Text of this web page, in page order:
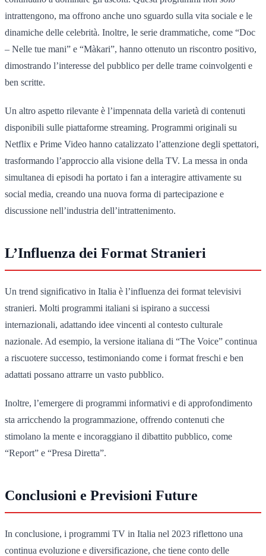
intrattengono, ma offrono anche uno sguardo sulla vita sociale e le
dinamiche delle celebrità. Inoltre, le serie drammatiche, come “Doc
– Nelle tue mani” e “Màkari”, hanno ottenuto un riscontro positivo,
dimostrando l’interesse del pubblico per delle trame coinvolgenti e
ben scritte.
Un altro aspetto rilevante è l’impennata della varietà di contenuti
disponibili sulle piattaforme streaming. Programmi originali su
Netflix e Prime Video hanno catalizzato l’attenzione degli spettatori,
trasformando l’approccio alla visione della TV. La messa in onda
simultanea di episodi ha portato i fan a interagire attivamente su
social media, creando una nuova forma di partecipazione e
discussione nell’industria dell’intrattenimento.
L’Influenza dei Format Stranieri
Un trend significativo in Italia è l’influenza dei format televisivi
stranieri. Molti programmi italiani si ispirano a successi
internazionali, adattando idee vincenti al contesto culturale
nazionale. Ad esempio, la versione italiana di “The Voice” continua
a riscuotere successo, testimoniando come i format freschi e ben
adattati possano attrarre un vasto pubblico.
Inoltre, l’emergere di programmi informativi e di approfondimento
sta arricchendo la programmazione, offrendo contenuti che
stimolano la mente e incoraggiano il dibattito pubblico, come
“Report” e “Presa Diretta”.
Conclusioni e Previsioni Future
In conclusione, i programmi TV in Italia nel 2023 riflettono una
continua evoluzione e diversificazione, che tiene conto delle